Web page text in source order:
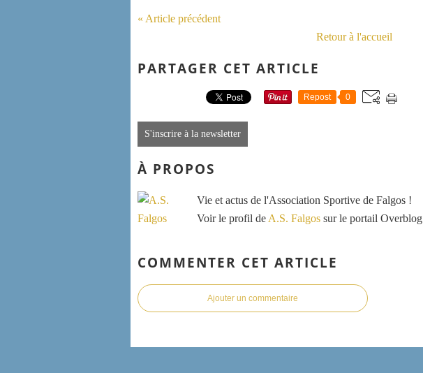
« Article précédent
Retour à l'accueil
PARTAGER CET ARTICLE
Repost 0
S'inscrire à la newsletter
À PROPOS
Vie et actus de l'Association Sportive de Falgos !
Voir le profil de A.S. Falgos sur le portail Overblog
COMMENTER CET ARTICLE
Ajouter un commentaire